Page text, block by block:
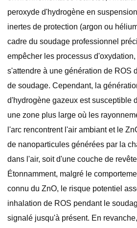
peroxyde d'hydrogène en
inertes de protection (argon ou
cadre du soudage professionnel
empêcher les processus
s'attendre à une génération de ROS
de soudage. Cependant, la
d'hydrogène gazeux est susceptible
une zone plus large où les
l'arc rencontrent l'air ambiant et le
de nanoparticules générées par la
dans l'air, soit d'une couche de
Étonnamment, malgré le
connu du ZnO, le risque potentiel
inhalation de ROS pendant le
signalé jusqu'à présent. En